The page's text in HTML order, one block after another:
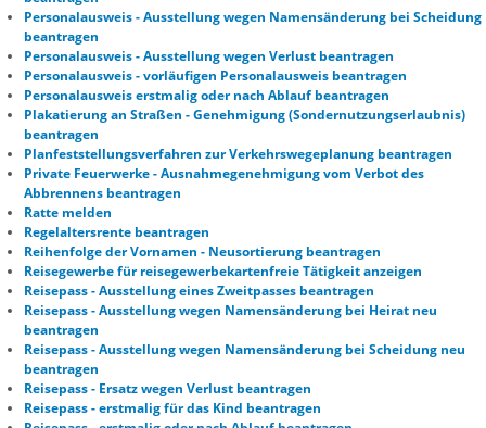
Personalausweis - Ausstellung wegen Namensänderung bei Scheidung
beantragen
Personalausweis - Ausstellung wegen Verlust beantragen
Personalausweis - vorläufigen Personalausweis beantragen
Personalausweis erstmalig oder nach Ablauf beantragen
Plakatierung an Straßen - Genehmigung (Sondernutzungserlaubnis)
beantragen
Planfeststellungsverfahren zur Verkehrswegeplanung beantragen
Private Feuerwerke - Ausnahmegenehmigung vom Verbot des
Abbrennens beantragen
Ratte melden
Regelaltersrente beantragen
Reihenfolge der Vornamen - Neusortierung beantragen
Reisegewerbe für reisegewerbekartenfreie Tätigkeit anzeigen
Reisepass - Ausstellung eines Zweitpasses beantragen
Reisepass - Ausstellung wegen Namensänderung bei Heirat neu
beantragen
Reisepass - Ausstellung wegen Namensänderung bei Scheidung neu
beantragen
Reisepass - Ersatz wegen Verlust beantragen
Reisepass - erstmalig für das Kind beantragen